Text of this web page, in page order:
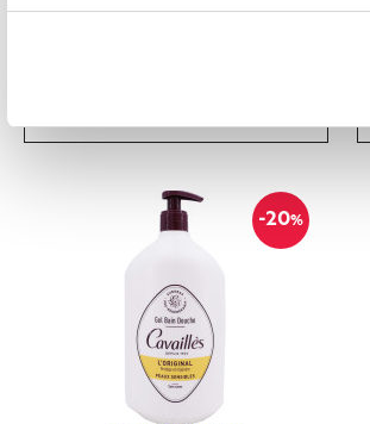
ROGE CAVAILLES
AÑADIR A LA CESTA
-20%